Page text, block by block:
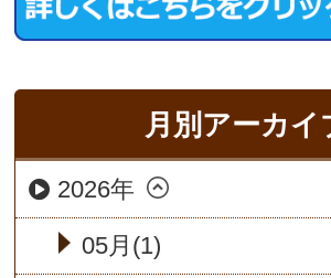
月別アーカイ
2026年
05月(1)